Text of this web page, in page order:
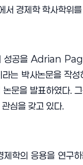
서 경제학 학사학위
성공을 Adrian
라는 박사논문을 작성
논문을 발표하였다.
심을 갖고 있다.
제학의 응용을 연구